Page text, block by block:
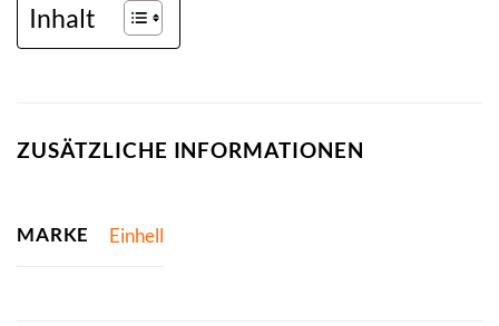
Inhalt
ZUSÄTZLICHE INFORMATIONEN
MARKE Einhell